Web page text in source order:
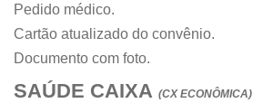
Pedido médico.
Cartão atualizado do convênio.
Documento com foto.
SAÚDE CAIXA (CX ECONÔMICA)